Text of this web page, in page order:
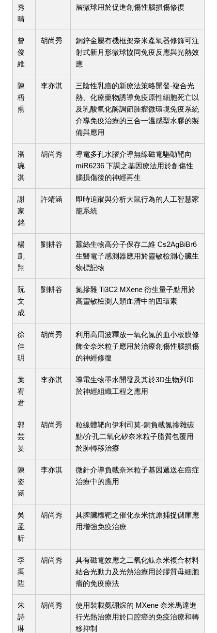
秀
晴
層微球用於促進創傷性腦損傷修復
曾
俊
維
胡尚秀
銅鋅金屬有機框架奈米產氧器修飾可注
射式新月形微球協同免疫反應與光熱效
應
陳
梧
熏
李亦淇
三陰性乳癌的新療法策略開發-複合光
熱、化療藥物誘導免疫原性細胞死亡以
及乳酸氧化酶調節腫瘤微環境免疫系統
介導免疫治療的三合一溫感型水膠的製
備與應用
潘
琬
淇
胡尚秀
導電多孔水膠介導無線磁電驅動靶向
miR6236 下調之基因療法用於創傷性
腦損傷後的神經再生
謝
家
銘
許靖涵
即時追蹤與分析大鼠行為的人工智慧家
籠系統
楊
凱
翔
劉耕谷
蠶絲生物高分子保存二維 Cs2AgBiBr6
生醫電子感測器應用於靈敏檢測心臟生
物標記物
阮
文
成
劉耕谷
氮摻雜 Ti3C2 MXene 衍生量子點用於
高靈敏檢測人類血清中的四環素
徐
佳
玥
胡尚秀
利用高周波釋放一氧化氮的血小板膜修
飾金奈米粒子應用於治療創傷性腦損傷
的神經修復
葉
宥
君
李亦淇
導電生物墨水開發及其於3D生物列印
於神經組織工程之應用
郭
芸
妟
胡尚秀
粒線體靶向伊利司莫-銅負載氮摻雜碳
點/介孔二氧化矽奈米粒子脂質包覆用
於肺轉移治療
陳
姿
涵
李亦淇
微針介導負載奈米粒子基因遞送在癌症
治療中的應用
吳
孟
昕
胡尚秀
具脾臟標靶之催化奈米抗原捕捉儲庫應
用增強免疫治療
李
禹
陞
胡尚秀
具有磁電效應之二氧化鈦奈米複合材料
結合光動力及光熱治療用於膠質母細胞
瘤的免疫療法
朱
詩
琳
胡尚秀
使用裝載氨硼烷的 MXene 奈米馬達進
行光熱治療用於口腔癌的免疫治療和轉
移抑制